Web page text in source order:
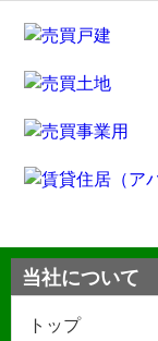
当社について
トップ